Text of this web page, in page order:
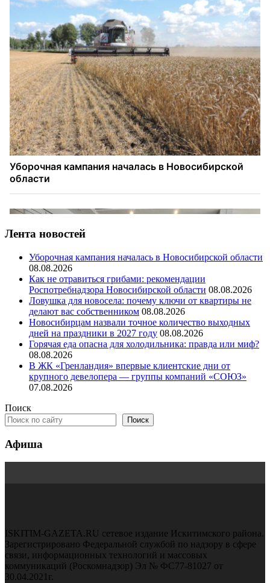
Лента новостей
Уборочная кампания началась в Новосибирской области
08.08.2026
Как не отравиться грибами: рекомендации
Роспотребнадзора Новосибирской области 08.08.2026
Ловушка для новосела: почему ключи от квартиры не
делают вас собственником 08.08.2026
Новосибирцам назвали точное количество выходных
дней на праздники в 2027 году 08.08.2026
Горячая еда опасна для холодильника: правда или миф?
08.08.2026
В ЖК «Гренландия» впервые клиентские дни от
крупного девелопера — группы компаний «СОЮЗ»
07.08.2026
Поиск
Поиск
Афиша
ISKITIM-GAZETA.RU сетевое издание Искитимского района.
Зарегистрировано Федеральной службой по надзору в сфере
связи, информационных технологий и массовых
коммуникаций (Роскомнадзор) Эл № ФС77-81027 от
30.04.2021г.